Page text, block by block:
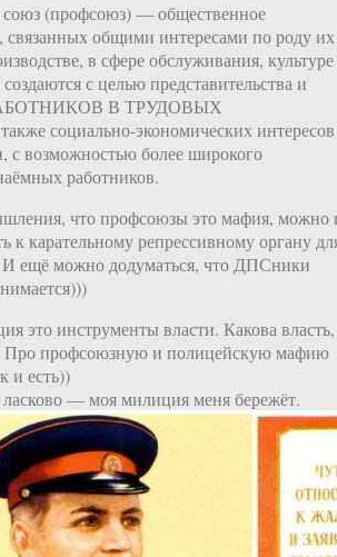
(профсоюз) — общественное
связанных общими интересами по роду их
в сфере обслуживания, культуре
с целью представительства и
В ТРУДОВЫХ
социально-экономических интересов
с возможностью более широкого
работников.
что профсоюзы это мафия, можно
к карательному репрессивному органу
И ещё можно додуматься, что ДПСники
это инструменты власти. Какова власть,
Про профсоюзную и полицейскую мафию
и есть))
— моя милиция меня бережёт.